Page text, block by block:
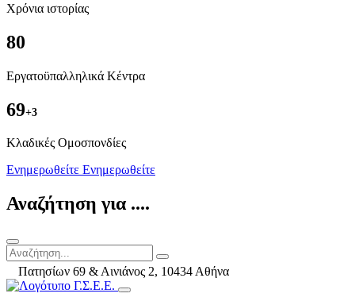
Χρόνια ιστορίας
80
Εργατοϋπαλληλικά Κέντρα
69+3
Kλαδικές Ομοσπονδίες
Ενημερωθείτε Ενημερωθείτε
Αναζήτηση για ....
Πατησίων 69 & Αινιάνος 2, 10434 Αθήνα